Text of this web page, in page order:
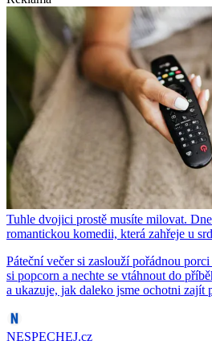
Tuhle dvojici prostě musíte milovat.
romantickou komedii, která zahřeje u
Páteční večer si zaslouží pořádnou
si popcorn a nechte se vtáhnout do
a ukazuje, jak daleko jsme ochotni zajít
NESPECHEJ.cz